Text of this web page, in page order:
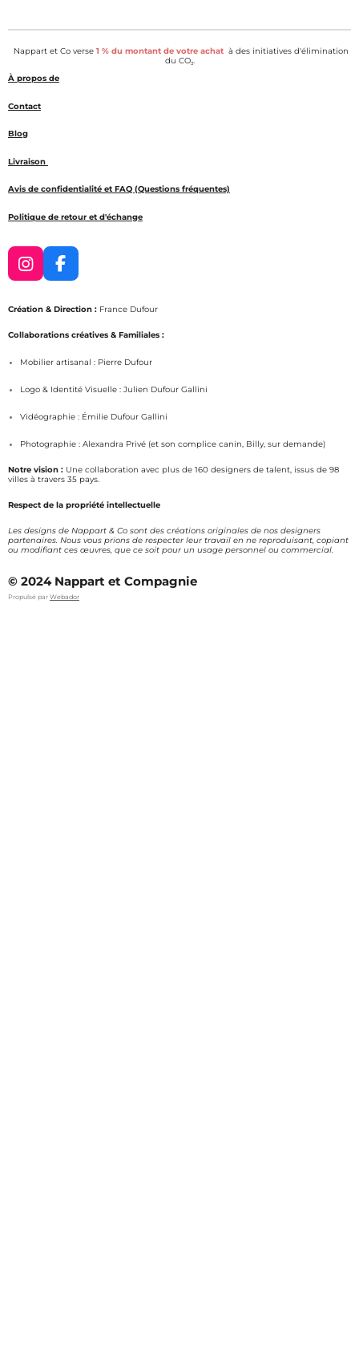
g
r
g
r
g
e
r
g
e
r
Nappart et Co verse 1 % du montant de votre achat à des initiatives d'élimination
du CO₂.
À propos de
Contact
Blog
Livraison
Avis de confidentialité et FAQ (Questions fréquentes)
Politique de retour et d'échange
I
s
a
r
m
F
c
b
o
Création & Direction : France Dufour
Collaborations créatives & Familiales :
Mobilier artisanal : Pierre Dufour
Logo & Identité Visuelle : Julien Dufour Gallini
Vidéographie : Émilie Dufour Gallini
Photographie : Alexandra Privé (et son complice canin, Billy, sur demande)
Notre vision : Une collaboration avec plus de 160 designers de talent, issus de 98
villes à travers 35 pays.
Respect de la propriété intellectuelle
Les designs de Nappart & Co sont des créations originales de nos designers
partenaires. Nous vous prions de respecter leur travail en ne reproduisant, copiant
ou modifiant ces œuvres, que ce soit pour un usage personnel ou commercial.
© 2024 Nappart et Compagnie
Propulsé par Webador